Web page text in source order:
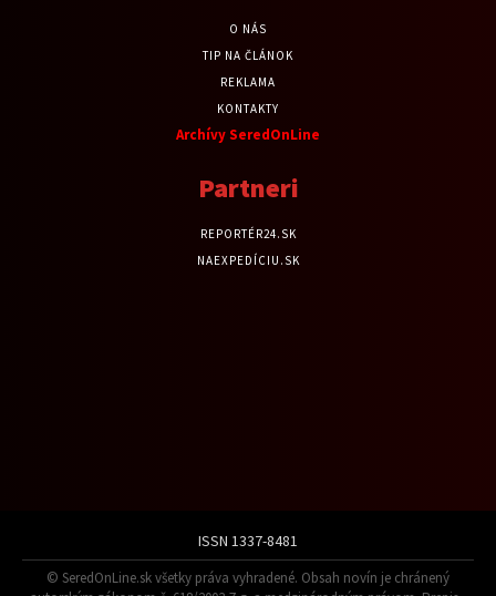
O NÁS
TIP NA ČLÁNOK
REKLAMA
KONTAKTY
Archívy SeredOnLine
Partneri
REPORTÉR24.SK
NAEXPEDÍCIU.SK
ISSN 1337-8481
© SeredOnLine.sk všetky práva vyhradené. Obsah novín je chránený